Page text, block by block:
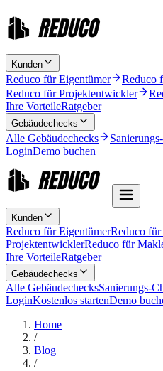
Kunden
Reduco für Eigentümer Reduco
Reduco für Projektentwickler
Ihre VorteileRatgeber
Gebäudechecks
Alle Gebäudechecks
LoginDemo buchen
Kunden
Reduco für EigentümerReduco
ProjektentwicklerReduco für
Ihre VorteileRatgeber
Gebäudechecks
Alle GebäudechecksSanierungs-
LoginKostenlos startenDemo
Home
/
Blog
/